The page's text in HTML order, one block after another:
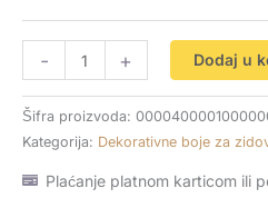
- + Dodaj u
Šifra proizvoda:
Kategorija: Dekorativne boje za
Plaćanje platnom karticom ili